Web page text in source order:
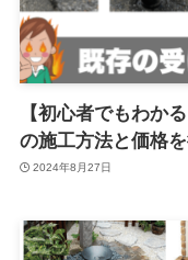
【初心者でもわか
の施工方法と価格
2024年8月27日